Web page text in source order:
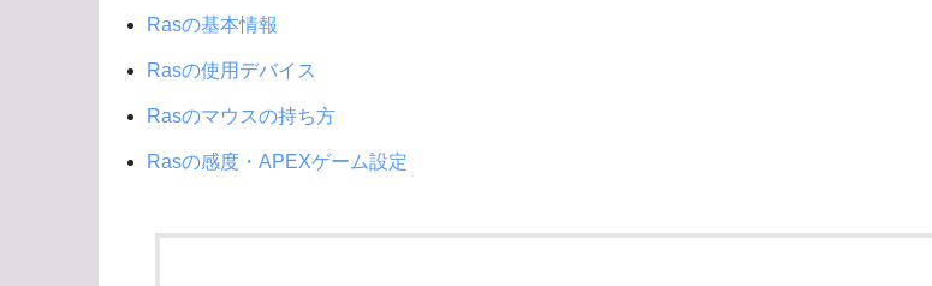
Rasの基本情報
Rasの使用デバイス
Rasのマウスの持ち方
Rasの感度・APEXゲーム設定